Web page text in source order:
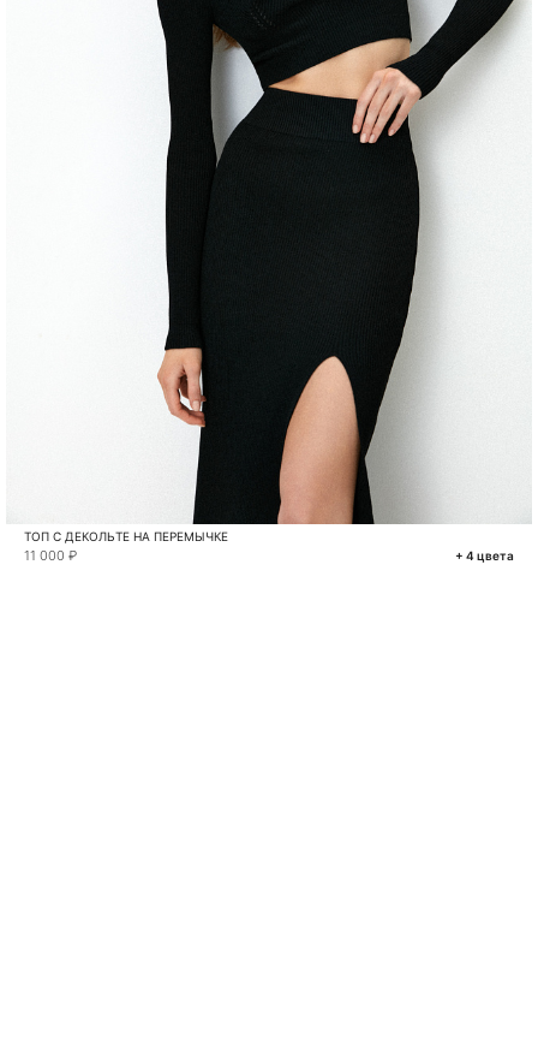
ТОП С ДЕКОЛЬТЕ НА ПЕРЕМЫЧКЕ
11 000 ₽ + 4 цвета